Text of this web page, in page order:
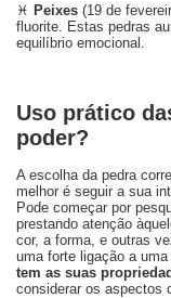
♓ Peixes (19 de
fluorite. Estas pedras
equilíbrio emocional.
Uso prático
poder?
A escolha da pedra
melhor é seguir a sua
Pode começar por
prestando atenção
cor, a forma, e outras
uma forte ligação a
tem as suas
considerar os aspectos